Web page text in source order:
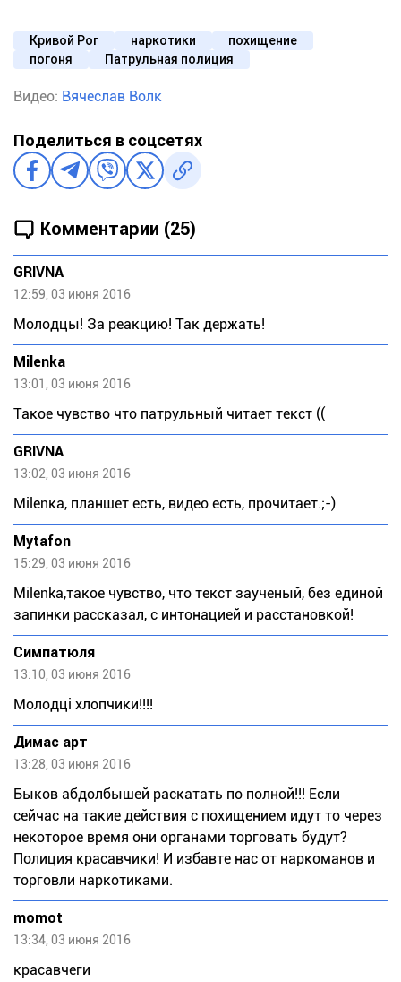
Кривой Рог наркотики
похищение
погоня
Патрульная полиция
Видео: Вячеслав Волк
Поделиться в соцсетях
Комментарии (25)
GRIVNA
12:59, 03 июня 2016
Молодцы! За реакцию! Так держать!
Milenka
13:01, 03 июня 2016
Такое чувство что патрульный читает текст ((
GRIVNA
13:02, 03 июня 2016
Мilеnка, планшет есть, видео есть, прочитает.;-)
Mytafon
15:29, 03 июня 2016
Milenka,такое чувство, что текст заученый, без единой
запинки рассказал, с интонацией и расстановкой!
Симпатюля
13:10, 03 июня 2016
Молодці хлопчики!!!!
Димас арт
13:28, 03 июня 2016
Быков абдолбышей раскатать по полной!!! Если
сейчас на такие действия с похищением идут то через
некоторое время они органами торговать будут?
Полиция красавчики! И избавте нас от наркоманов и
торговли наркотиками.
momot
13:34, 03 июня 2016
красавчеги